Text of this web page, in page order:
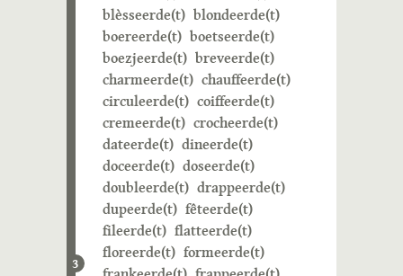
3
blèsseerde(t) blondeerde(t)
boereerde(t) boetseerde(t)
boezjeerde(t) breveerde(t)
charmeerde(t) chauffeerde(t)
circuleerde(t) coiffeerde(t)
cremeerde(t) crocheerde(t)
dateerde(t) dineerde(t)
doceerde(t) doseerde(t)
doubleerde(t) drappeerde(t)
dupeerde(t) fêteerde(t)
fileerde(t) flatteerde(t)
floreerde(t) formeerde(t)